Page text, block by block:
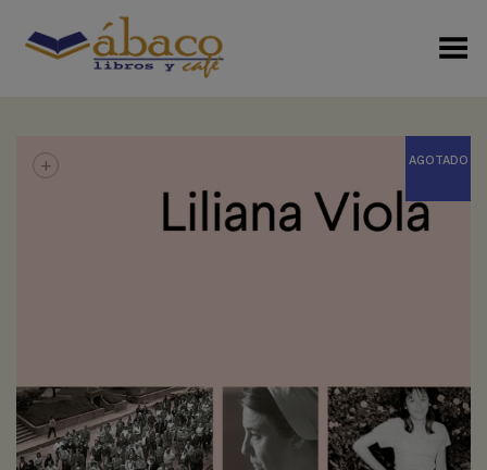
Menú Alterno
AGOTADO
+